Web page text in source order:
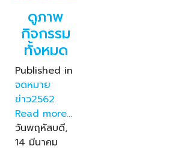
ดูภาพ
กิจกรรม
ทั้งหมด
Published in
จดหมาย
ข่าว2562
Read more...
วันพฤหัสบดี,
14 มีนาคม